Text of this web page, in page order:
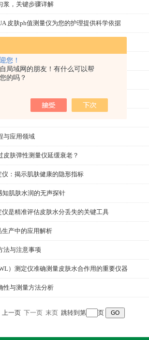
您！
局域网的朋友！有什么可以帮
的吗？
浆，关键步骤详解
皮肤ph值测量仪为您的护理提供科学依据
析
面水分测量仪让护理更精准
仪进行专业护肤分析？
产流程管理？
与应用领域
肤弹性测量仪延缓衰老？
：揭示肌肤健康的隐形指标
肌肤水润的无声探针
是精准评估皮肤水分丢失的关键工具
产中的应用解析
法与注意事项
）测定仪准确测量皮肤水合作用的重要仪器
性与测量方法分析
上一页 下一页 末页 跳转到第 页